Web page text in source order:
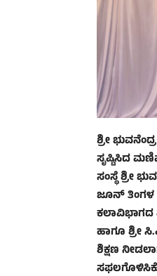
ಶ್ರೀ
ಸೃಷ್ಟಿಸಿದ
ಸಂಸ್ಥೆ ಶ್ರೀ
ಜೂನ್ ತಿಂಗಳ
ಕಲಾವಿಭಾಗದ
ಹಾಗೂ ಶ್ರೀ
ಶಿಕ್ಷಣ